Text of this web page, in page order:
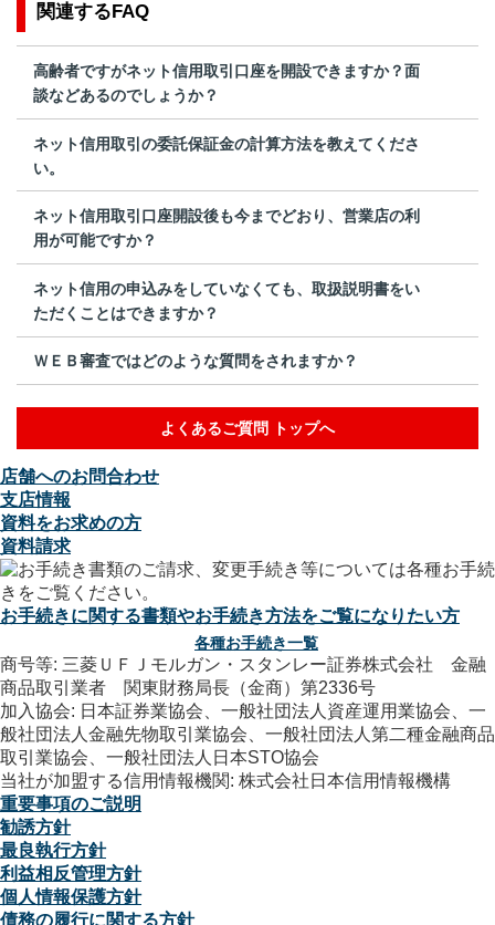
関連するFAQ
高齢者ですがネット信用取引口座を開設できますか？面
談などあるのでしょうか？
ネット信用取引の委託保証金の計算方法を教えてくださ
い。
ネット信用取引口座開設後も今までどおり、営業店の利
用が可能ですか？
ネット信用の申込みをしていなくても、取扱説明書をい
ただくことはできますか？
ＷＥＢ審査ではどのような質問をされますか？
よくあるご質問 トップへ
店舗へのお問合わせ
支店情報
資料をお求めの方
資料請求
お手続きに関する書類やお手続き方法をご覧になりたい方
各種お手続き一覧
商号等: 三菱ＵＦＪモルガン・スタンレー証券株式会社 金融
商品取引業者 関東財務局長（金商）第2336号
加入協会: 日本証券業協会、一般社団法人資産運用業協会、一
般社団法人金融先物取引業協会、一般社団法人第二種金融商品
取引業協会、一般社団法人日本STO協会
当社が加盟する信用情報機関: 株式会社日本信用情報機構
重要事項のご説明
勧誘方針
最良執行方針
利益相反管理方針
個人情報保護方針
債務の履行に関する方針